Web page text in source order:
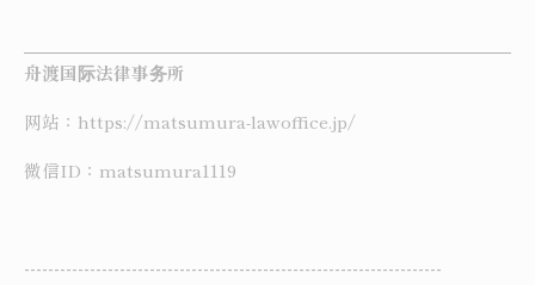
舟渡国际法律事务所
网站：https://matsumura-lawoffice.jp/
微信ID：matsumura1119
----------------------------------------------------------------------